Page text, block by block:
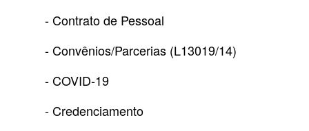
- Contrato de Pessoal
- Convênios/Parcerias (L13019/14)
- COVID-19
- Credenciamento